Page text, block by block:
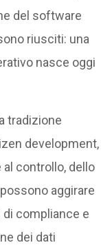
del software
riusciti: una
nasce oggi
tradizione
development,
controllo, dello
aggirare
compliance e
dei dati